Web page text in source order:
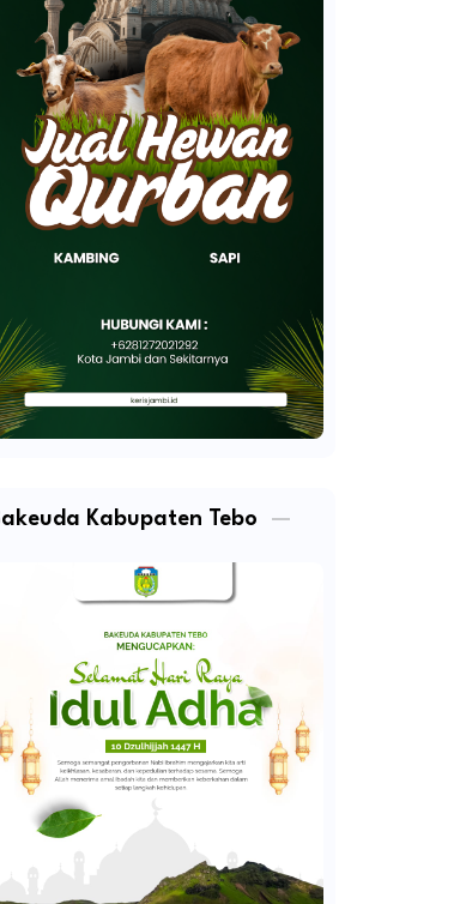
Kabupaten Tebo